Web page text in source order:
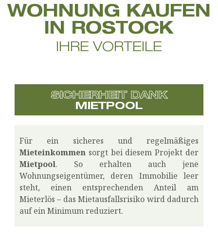
WOHNUNG KAUFEN
IN ROSTOCK
IHRE VORTEILE
SICHERHEIT DANK
MIETPOOL
Für ein sicheres und regelmäßiges
Mieteinkommen sorgt bei diesem Projekt der
Mietpool. So erhalten auch jene
Wohnungseigentümer, deren Immobilie leer
steht, einen entsprechenden Anteil am
Mieterlös – das Mietausfallsrisiko wird dadurch
auf ein Minimum reduziert.